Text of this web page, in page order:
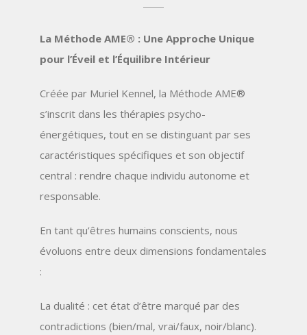
La Méthode AME® : Une Approche Unique
pour l’Éveil et l’Équilibre Intérieur
Créée par Muriel Kennel, la Méthode AME®
s’inscrit dans les thérapies psycho-
énergétiques, tout en se distinguant par ses
caractéristiques spécifiques et son objectif
central : rendre chaque individu autonome et
responsable.
En tant qu’êtres humains conscients, nous
évoluons entre deux dimensions fondamentales
:
La dualité : cet état d’être marqué par des
contradictions (bien/mal, vrai/faux, noir/blanc).